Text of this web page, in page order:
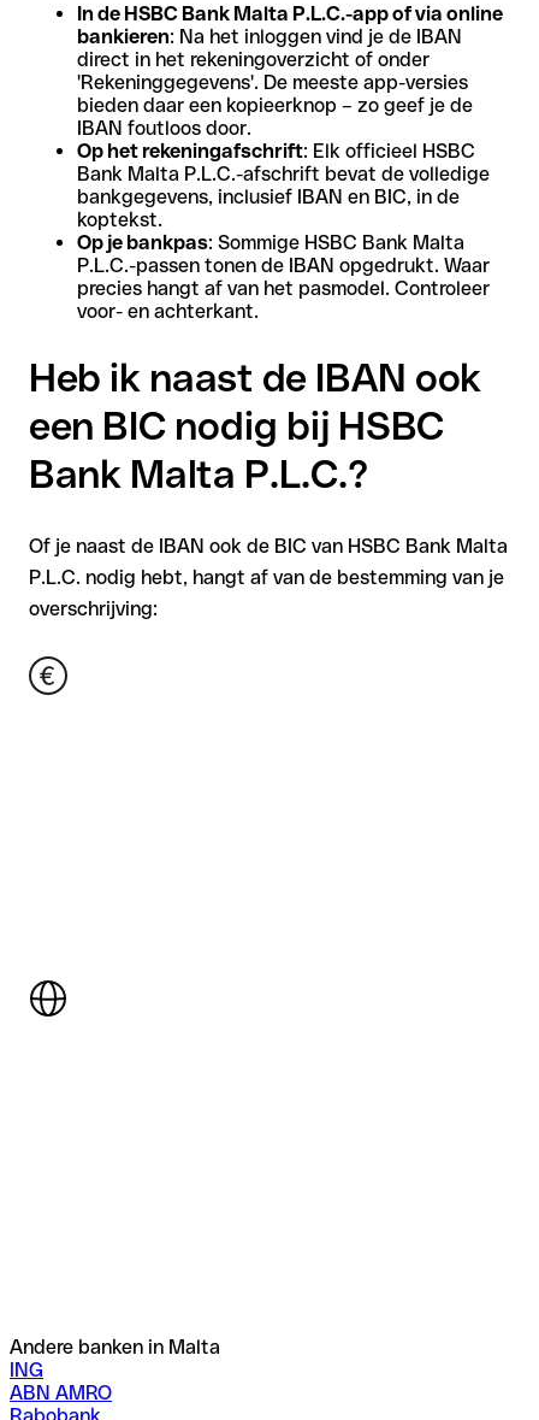
In de HSBC Bank Malta P.L.C.-app of via online
bankieren: Na het inloggen vind je de IBAN
direct in het rekeningoverzicht of onder
'Rekeninggegevens'. De meeste app-versies
bieden daar een kopieerknop – zo geef je de
IBAN foutloos door.
Op het rekeningafschrift: Elk officieel HSBC
Bank Malta P.L.C.-afschrift bevat de volledige
bankgegevens, inclusief IBAN en BIC, in de
koptekst.
Op je bankpas: Sommige HSBC Bank Malta
P.L.C.-passen tonen de IBAN opgedrukt. Waar
precies hangt af van het pasmodel. Controleer
voor- en achterkant.
Heb ik naast de IBAN ook
een BIC nodig bij HSBC
Bank Malta P.L.C.?
Of je naast de IBAN ook de BIC van HSBC Bank Malta
P.L.C. nodig hebt, hangt af van de bestemming van je
overschrijving:
Andere banken in Malta
ING
ABN AMRO